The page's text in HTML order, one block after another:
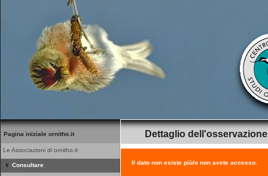
Pagina iniziale ornitho.it
Le Associazioni di ornitho.it
Consultare
Dettaglio dell'osservazione
Il dato non esiste più/o non avete accesso.